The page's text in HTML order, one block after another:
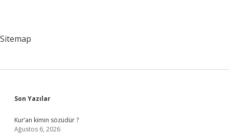
Sitemap
Sidebar
Son Yazılar
Kur’an kimin sözüdür ?
Ağustos 6, 2026